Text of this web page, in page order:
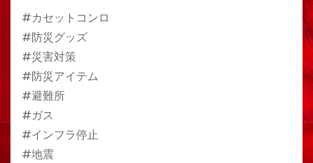
#カセットコンロ
#防災グッズ
#災害対策
#防災アイテム
#避難所
#ガス
#インフラ停止
#地震